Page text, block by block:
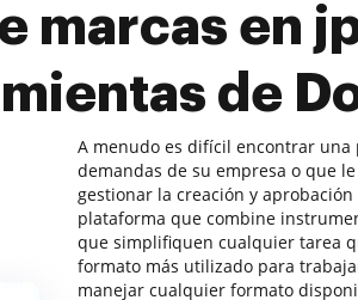
marcas en
de
A menudo es difícil encontrar una
demandas de su empresa o que
gestionar la creación y
plataforma que combine
que simplifiquen cualquier tarea
formato más utilizado para
manejar cualquier formato